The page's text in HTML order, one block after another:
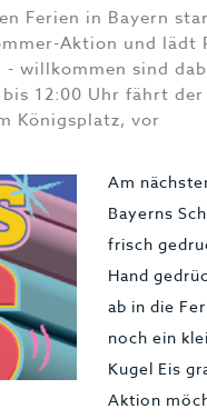
Ferien in Bayern
Aktion und lädt
- willkommen sind
12:00 Uhr fährt der
Königsplatz, vor
Am
Bayerns
frisch
Hand
ab in die
noch ein
Kugel Eis
Aktion